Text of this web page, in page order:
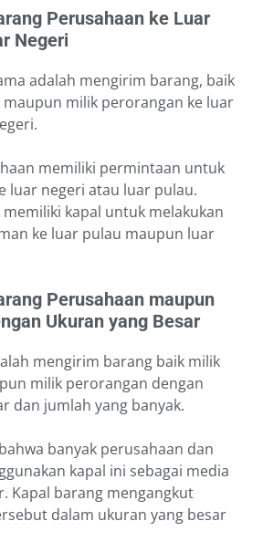
Perusahaan ke Luar
Negeri
adalah mengirim barang, baik
milik perorangan ke luar
memiliki permintaan untuk
luar negeri atau luar pulau.
memiliki kapal untuk melakukan
ke luar pulau maupun luar
Perusahaan maupun
Ukuran yang Besar
mengirim barang baik milik
milik perorangan dengan
dan jumlah yang banyak.
banyak perusahaan dan
kapal ini sebagai media
Kapal barang mengangkut
dalam ukuran yang besar